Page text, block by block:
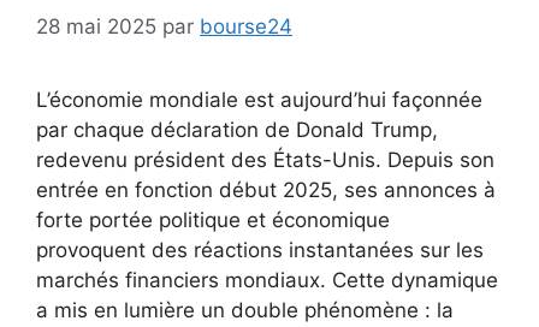
28 mai 2025 par bourse24
L’économie mondiale est aujourd’hui façonnée
par chaque déclaration de Donald Trump,
redevenu président des États-Unis. Depuis son
entrée en fonction début 2025, ses annonces à
forte portée politique et économique
provoquent des réactions instantanées sur les
marchés financiers mondiaux. Cette dynamique
a mis en lumière un double phénomène : la